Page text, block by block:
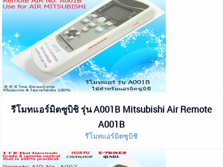
รีโมทแอร์มิตซูบิชิ รุ่น A001B Mitsubishi Air Remote
A001B
รีโมทแอร์มิตซูบิชิ